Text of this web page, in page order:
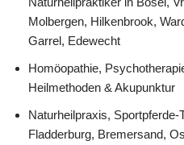
Molbergen, Hilkenbrook,
Garrel, Edewecht
‎Homöopathie,
Heilmethoden & Akupunktur
Naturheilpraxis,
Fladderburg, Bremersand,